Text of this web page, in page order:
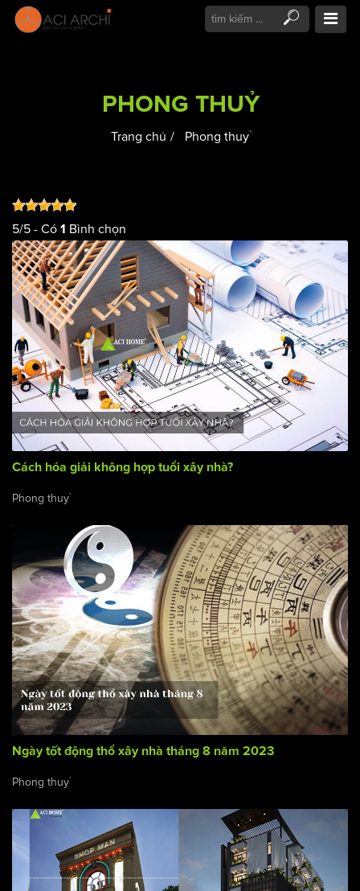
PHONG THUỶ
Trang chủ Phong thuỷ
5/5 - Có 1 Bình chọn
Cách hóa giải không hợp tuổi xây nhà?
Phong thuỷ
Ngày tốt động thổ xây nhà tháng 8 năm 2023
Phong thuỷ